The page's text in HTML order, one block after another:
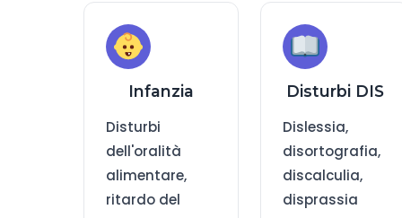
Infanzia
Disturbi
dell'oralità
alimentare,
ritardo del
Disturbi DIS
Dislessia,
disortografia,
discalculia,
disprassia